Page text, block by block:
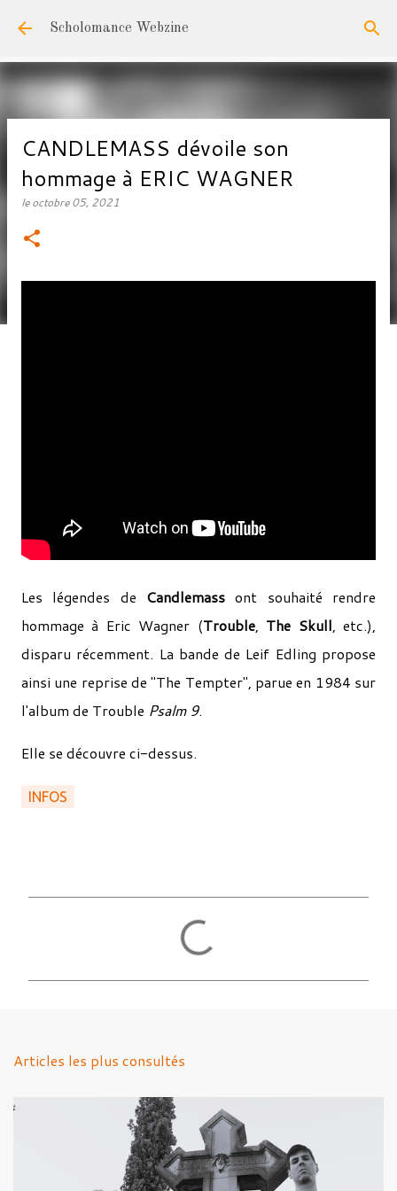
Accéder au contenu principal
Scholomance Webzine
CANDLEMASS dévoile son
hommage à ERIC WAGNER
leoctobre 05, 2021
Les légendes de Candlemass ont souhaité rendre
hommage à Eric Wagner (Trouble, The Skull, etc.),
disparu récemment. La bande de Leif Edling propose
ainsi une reprise de "The Tempter", parue en 1984 sur
l'album de Trouble Psalm 9.
Elle se découvre ci-dessus.
INFOS
Articles les plus consultés